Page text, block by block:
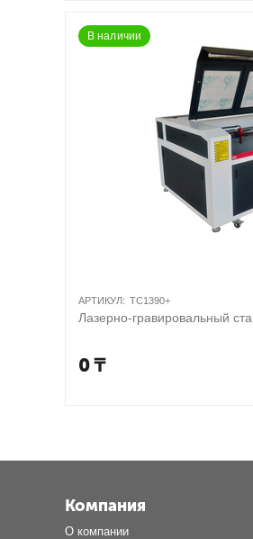
В наличии
АРТИКУЛ: TC1390+
Лазерно-гравировальный
0₸
Компания
О компании